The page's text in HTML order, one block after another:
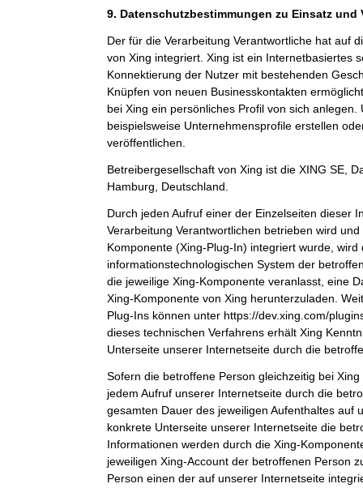
9. Datenschutzbestimmungen zu Einsatz und
Der für die Verarbeitung Verantwortliche hat auf
von Xing integriert. Xing ist ein Internetbasiertes
Konnektierung der Nutzer mit bestehenden
Knüpfen von neuen Businesskontakten
bei Xing ein persönliches Profil von sich anlegen.
beispielsweise Unternehmensprofile erstellen
veröffentlichen.
Betreibergesellschaft von Xing ist die XING SE,
Hamburg, Deutschland.
Durch jeden Aufruf einer der Einzelseiten dieser
Verarbeitung Verantwortlichen betrieben wird
Komponente (Xing-Plug-In) integriert wurde,
informationstechnologischen System der
die jeweilige Xing-Komponente veranlasst, eine
Xing-Komponente von Xing herunterzuladen.
Plug-Ins können unter https://dev.xing.com/
dieses technischen Verfahrens erhält Xing
Unterseite unserer Internetseite durch die
Sofern die betroffene Person gleichzeitig bei
jedem Aufruf unserer Internetseite durch die
gesamten Dauer des jeweiligen Aufenthaltes auf
konkrete Unterseite unserer Internetseite die
Informationen werden durch die Xing-
jeweiligen Xing-Account der betroffenen Person
Person einen der auf unserer Internetseite